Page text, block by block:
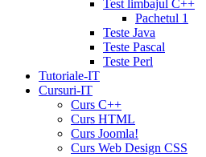
Test limbajul C++
Pachetul 1
Teste Java
Teste Pascal
Teste Perl
Tutoriale-IT
Cursuri-IT
Curs C++
Curs HTML
Curs Joomla!
Curs Web Design CSS